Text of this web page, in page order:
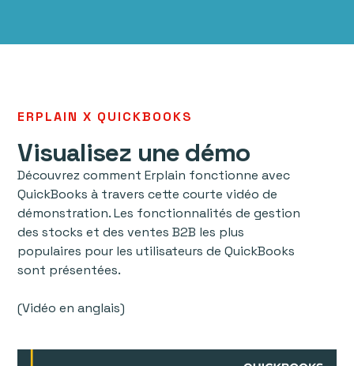
ERPLAIN X QUICKBOOKS
Visualisez une démo
Découvrez comment Erplain fonctionne avec
QuickBooks à travers cette courte vidéo de
démonstration. Les fonctionnalités de gestion
des stocks et des ventes B2B les plus
populaires pour les utilisateurs de QuickBooks
sont présentées.
(Vidéo en anglais)